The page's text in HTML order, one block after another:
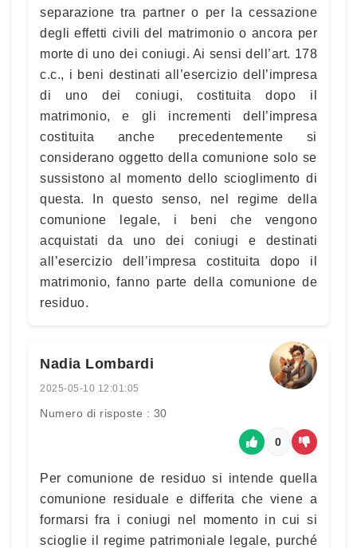
separazione tra partner o per la cessazione
degli effetti civili del matrimonio o ancora per
morte di uno dei coniugi. Ai sensi dell’art. 178
c.c., i beni destinati all’esercizio dell’impresa
di uno dei coniugi, costituita dopo il
matrimonio, e gli incrementi dell’impresa
costituita anche precedentemente si
considerano oggetto della comunione solo se
sussistono al momento dello scioglimento di
questa. In questo senso, nel regime della
comunione legale, i beni che vengono
acquistati da uno dei coniugi e destinati
all’esercizio dell’impresa costituita dopo il
matrimonio, fanno parte della comunione de
residuo.
Nadia Lombardi
2025-05-10 12:01:05
Numero di risposte : 30
0
Per comunione de residuo si intende quella
comunione residuale e differita che viene a
formarsi fra i coniugi nel momento in cui si
scioglie il regime patrimoniale legale, purché